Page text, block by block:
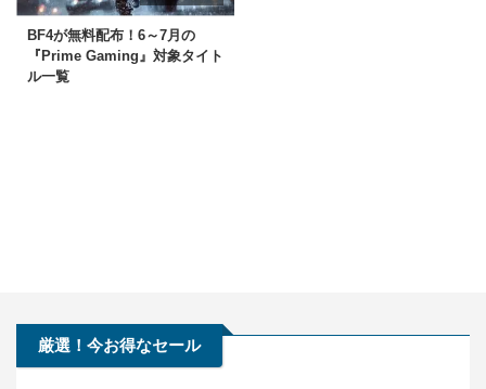
BF4が無料配布！6～7月の
『Prime Gaming』対象タイト
ル一覧
厳選！今お得なセール